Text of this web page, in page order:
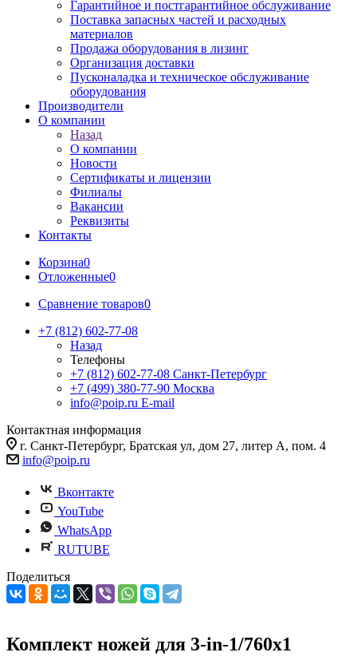
Гарантийное и постгарантийное обслуживание
Поставка запасных частей и расходных
материалов
Продажа оборудования в лизинг
Организация доставки
Пусконаладка и техническое обслуживание
оборудования
Производители
О компании
Назад
О компании
Новости
Сертификаты и лицензии
Филиалы
Вакансии
Реквизиты
Контакты
Корзина0
Отложенные0
Сравнение товаров0
+7 (812) 602-77-08
Назад
Телефоны
+7 (812) 602-77-08 Санкт-Петербург
+7 (499) 380-77-90 Москва
info@poip.ru E-mail
Контактная информация
г. Санкт-Петербург, Братская ул, дом 27, литер А, пом. 4
info@poip.ru
Вконтакте
YouTube
WhatsApp
RUTUBE
Поделиться
Комплект ножей для 3-in-1/760x1